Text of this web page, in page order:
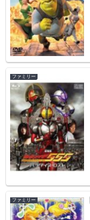
ファミリー
ファミリー